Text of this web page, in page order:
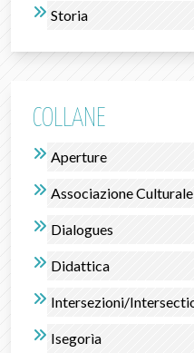
Storia
COLLANE
Aperture
Associazione
Dialogues
Didattica
Intersezioni/
Isegorìa